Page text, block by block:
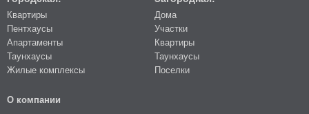
Квартиры
Пентхаусы
Апартаменты
Таунхаусы
Жилые комплексы
Дома
Участки
Квартиры
Таунхаусы
Поселки
О компании